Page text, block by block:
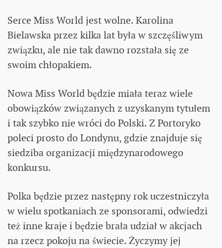
Serce Miss World jest wolne. Karolina
Bielawska przez kilka lat była w szczęśliwym
związku, ale nie tak dawno rozstała się ze
swoim chłopakiem.
Nowa Miss World będzie miała teraz wiele
obowiązków związanych z uzyskanym tytułem
i tak szybko nie wróci do Polski. Z Portoryko
poleci prosto do Londynu, gdzie znajduje się
siedziba organizacji międzynarodowego
konkursu.
Polka będzie przez następny rok uczestniczyła
w wielu spotkaniach ze sponsorami, odwiedzi
też inne kraje i będzie brała udział w akcjach
na rzecz pokoju na świecie. Życzymy jej